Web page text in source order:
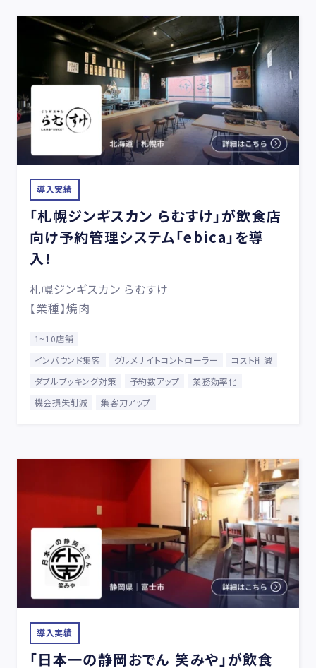
導入実績
「札幌ジンギスカン らむすけ」が飲食店
向け予約管理システム「ebica」を導
入！
札幌ジンギスカン らむすけ
【業種】焼肉
1~10店舗
インバウンド集客
グルメサイトコントローラー
コスト削減
ダブルブッキング対策
予約数アップ
業務効率化
機会損失削減
集客力アップ
導入実績
「日本一の静岡おでん 笑みや」が飲食